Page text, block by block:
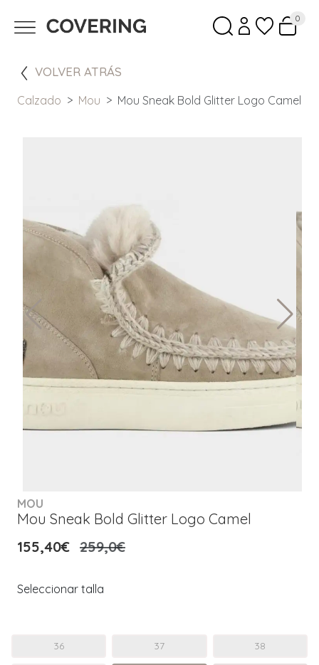
0
VOLVER ATRÁS
Calzado Mou Mou Sneak Bold Glitter Logo Camel
MOU
Mou Sneak Bold Glitter Logo Camel
155,40€ 259,0€
Seleccionar talla
36 37 38